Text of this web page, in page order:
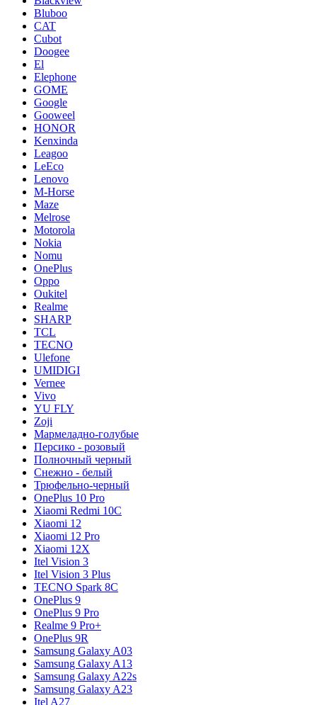
Bluboo
CAT
Cubot
Doogee
El
Elephone
GOME
Google
Gooweel
HONOR
Kenxinda
Leagoo
LeEco
Lenovo
M-Horse
Maze
Melrose
Motorola
Nokia
Nomu
OnePlus
Oppo
Oukitel
Realme
SHARP
TCL
TECNO
Ulefone
UMIDIGI
Vernee
Vivo
YU FLY
Zoji
Мармеладно-голубые
Персико - розовый
Полночный черный
Снежно - белый
Трюфельно-черный
OnePlus 10 Pro
Xiaomi Redmi 10C
Xiaomi 12
Xiaomi 12 Pro
Xiaomi 12X
Itel Vision 3
Itel Vision 3 Plus
TECNO Spark 8C
OnePlus 9
OnePlus 9 Pro
Realme 9 Pro+
OnePlus 9R
Samsung Galaxy A03
Samsung Galaxy A13
Samsung Galaxy A22s
Samsung Galaxy A23
Itel A27